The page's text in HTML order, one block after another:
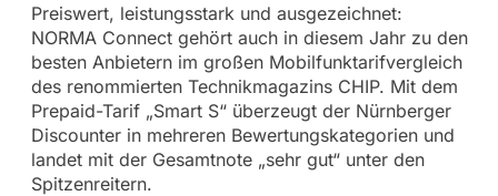
Preiswert, leistungsstark und ausgezeichnet:
NORMA Connect gehört auch in diesem Jahr zu den
besten Anbietern im großen Mobilfunktarifvergleich
des renommierten Technikmagazins CHIP. Mit dem
Prepaid-Tarif „Smart S“ überzeugt der Nürnberger
Discounter in mehreren Bewertungskategorien und
landet mit der Gesamtnote „sehr gut“ unter den
Spitzenreitern.